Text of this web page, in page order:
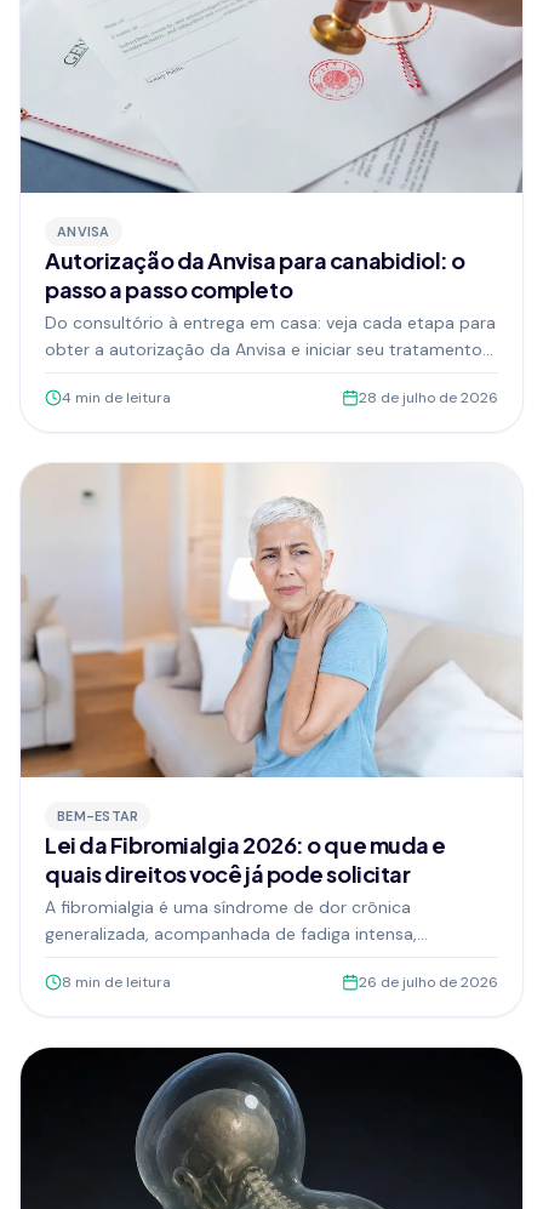
ANVISA
Autorização da Anvisa para canabidiol: o
passo a passo completo
Do consultório à entrega em casa: veja cada etapa para
obter a autorização da Anvisa e iniciar seu tratamento
4 min de leitura 28 de julho de 2026
BEM-ESTAR
Lei da Fibromialgia 2026: o que muda e
quais direitos você já pode solicitar
A fibromialgia é uma síndrome de dor crônica
generalizada, acompanhada de fadiga intensa,
dificuldades de concentração. Com a Lei nº 15.176/2025,
enquadramento como deficiência em todo o território
8 min de leitura 26 de julho de 2026